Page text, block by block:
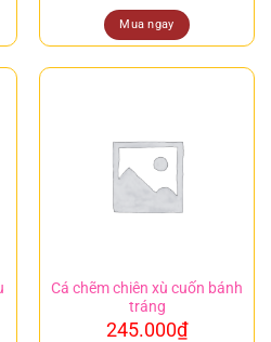
Mua ngay
Cá chẽm chiên xù cuốn bánh
tráng
245.000₫